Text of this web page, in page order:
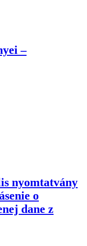
–
nyomtatvány
o
dane z